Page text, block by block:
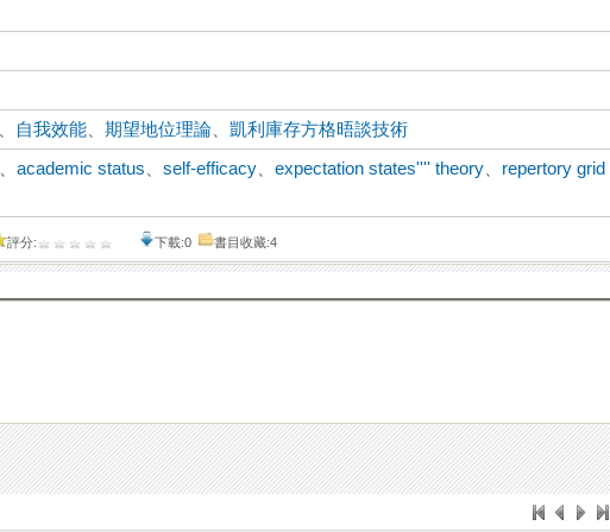
自我效能 、期望地位理論 、凱利庫存方格晤談技術
、academic status 、self-efficacy 、expectation states'''' theory
repertory grid
評分: 下載:0 書目收藏:4